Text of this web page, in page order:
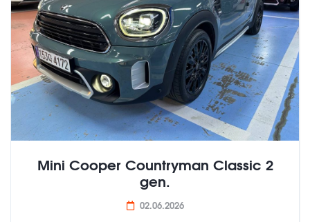
Mini Cooper Countryman Classic 2
gen.
02.06.2026